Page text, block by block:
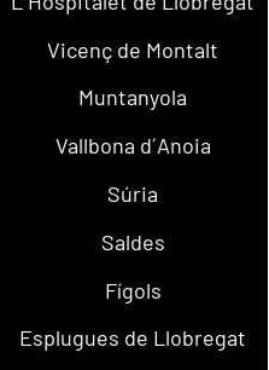
Vicenç de Montalt
Muntanyola
Vallbona d´Anoia
Súria
Saldes
Fígols
Esplugues de Llobregat